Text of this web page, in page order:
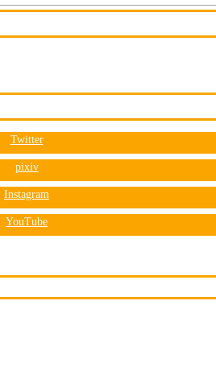
Twitter
pixiv
Instagram
YouTube